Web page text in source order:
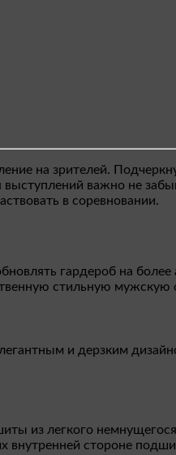
на зрителей.
важно не
в соревновании.
гардероб на
стильную
и дерзким
из легкого
стороне